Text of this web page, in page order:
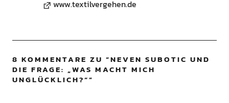
www.textilvergehen.de
8 KOMMENTARE ZU “NEVEN SUBOTIC UND
DIE FRAGE: „WAS MACHT MICH
UNGLÜCKLICH?“”